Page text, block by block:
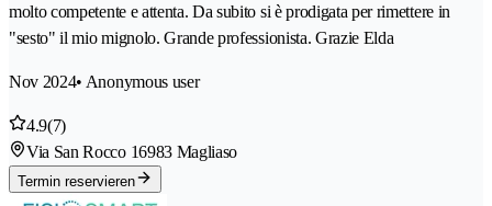
molto competente e attenta. Da subito si è prodigata per rimettere in
"sesto" il mio mignolo. Grande professionista. Grazie Elda
Nov 2024• Anonymous user
4.9(7)
Via San Rocco 16983 Magliaso
Termin reservieren